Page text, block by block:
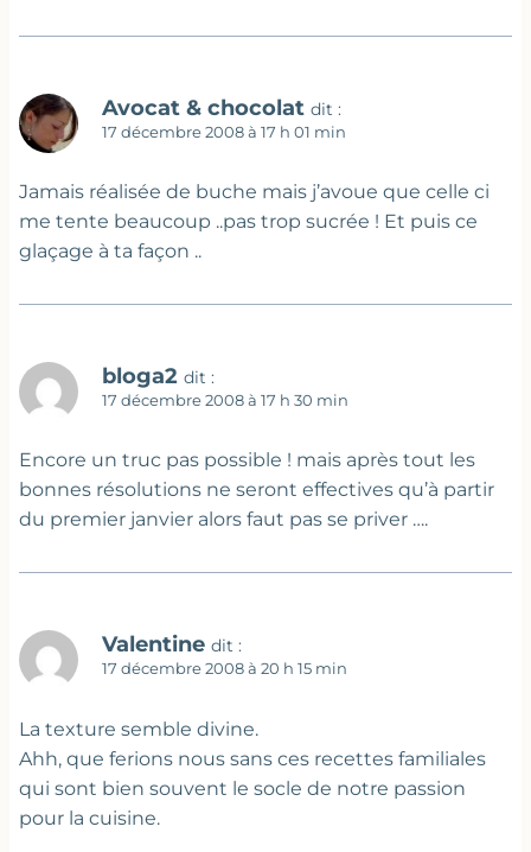
Avocat & chocolat dit :
17 décembre 2008 à 17 h 01 min
Jamais réalisée de buche mais j’avoue que celle ci
me tente beaucoup ..pas trop sucrée ! Et puis ce
glaçage à ta façon ..
bloga2 dit :
17 décembre 2008 à 17 h 30 min
Encore un truc pas possible ! mais après tout les
bonnes résolutions ne seront effectives qu’à partir
du premier janvier alors faut pas se priver ….
Valentine dit :
17 décembre 2008 à 20 h 15 min
La texture semble divine.
Ahh, que ferions nous sans ces recettes familiales
qui sont bien souvent le socle de notre passion
pour la cuisine.